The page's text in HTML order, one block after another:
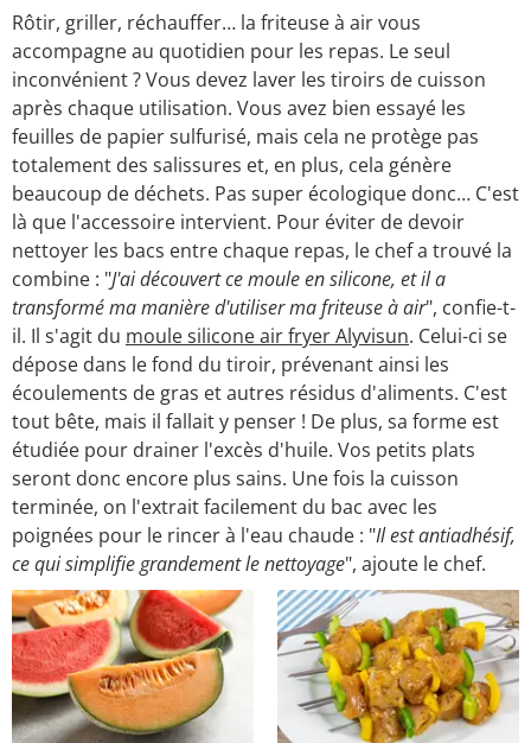
Rôtir, griller, réchauffer… la friteuse à air vous
accompagne au quotidien pour les repas. Le seul
inconvénient ? Vous devez laver les tiroirs de cuisson
après chaque utilisation. Vous avez bien essayé les
feuilles de papier sulfurisé, mais cela ne protège pas
totalement des salissures et, en plus, cela génère
beaucoup de déchets. Pas super écologique donc… C'est
là que l'accessoire intervient. Pour éviter de devoir
nettoyer les bacs entre chaque repas, le chef a trouvé la
combine : "J'ai découvert ce moule en silicone, et il a
transformé ma manière d'utiliser ma friteuse à air", confie-t-
il. Il s'agit du moule silicone air fryer Alyvisun. Celui-ci se
dépose dans le fond du tiroir, prévenant ainsi les
écoulements de gras et autres résidus d'aliments. C'est
tout bête, mais il fallait y penser ! De plus, sa forme est
étudiée pour drainer l'excès d'huile. Vos petits plats
seront donc encore plus sains. Une fois la cuisson
terminée, on l'extrait facilement du bac avec les
poignées pour le rincer à l'eau chaude : "Il est antiadhésif,
ce qui simplifie grandement le nettoyage", ajoute le chef.